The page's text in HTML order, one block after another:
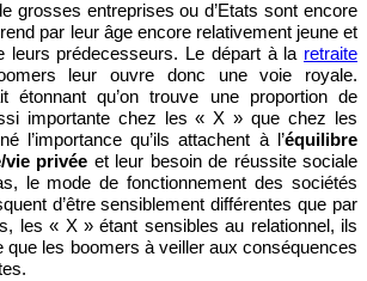
grosses entreprises ou d’Etats sont encore
par leur âge encore relativement jeune et
leurs prédecesseurs. Le départ à la retraite
leur ouvre donc une voie royale.
étonnant qu’on trouve une proportion de
importante chez les « X » que chez les
l’importance qu’ils attachent à l’équilibre
vie privée et leur besoin de réussite sociale
le mode de fonctionnement des sociétés
d’être sensiblement différentes que par
les « X » étant sensibles au relationnel, ils
que les boomers à veiller aux conséquences